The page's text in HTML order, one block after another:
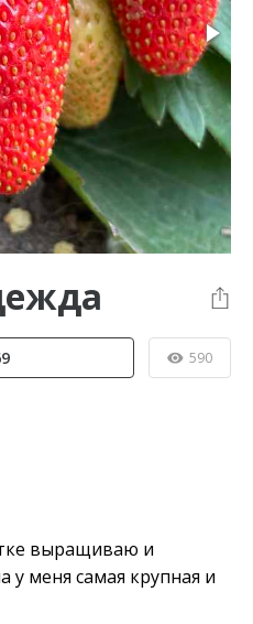
590
выращиваю и
у меня самая крупная и